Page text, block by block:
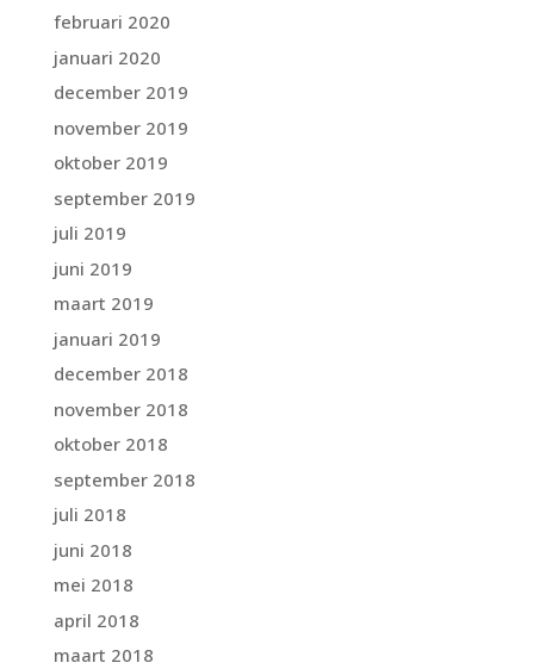
februari 2020
januari 2020
december 2019
november 2019
oktober 2019
september 2019
juli 2019
juni 2019
maart 2019
januari 2019
december 2018
november 2018
oktober 2018
september 2018
juli 2018
juni 2018
mei 2018
april 2018
maart 2018